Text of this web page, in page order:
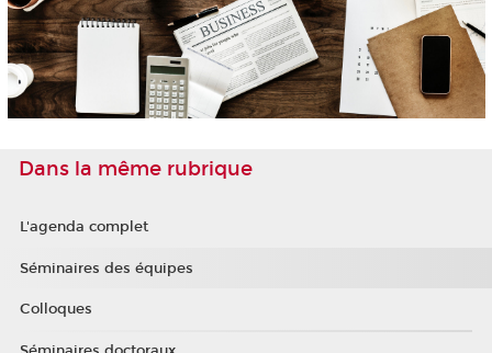
Dans la même rubrique
L'agenda complet
Séminaires des équipes
Colloques